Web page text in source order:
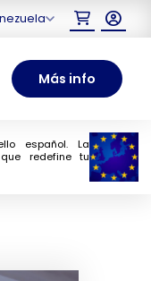
Más info
español. La
redefine tu